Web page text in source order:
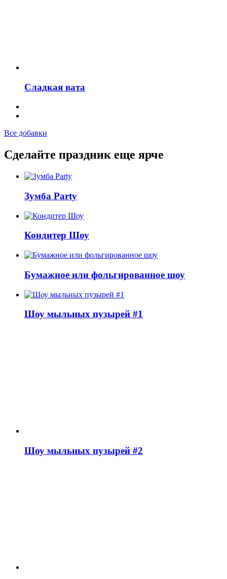
Сладкая вата
Все добавки
Сделайте праздник еще ярче
Зумба Party
Кондитер Шоу
Бумажное или фольгированное шоу
Шоу мыльных пузырей #1
Шоу мыльных пузырей #2